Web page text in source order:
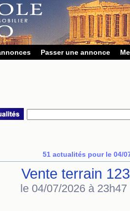
Passer une annonce
51 actualités pour le 04/
Vente terrain
le 04/07/2026 à 23h47